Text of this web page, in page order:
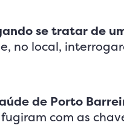
se tratar de
no local,
de Porto
com as